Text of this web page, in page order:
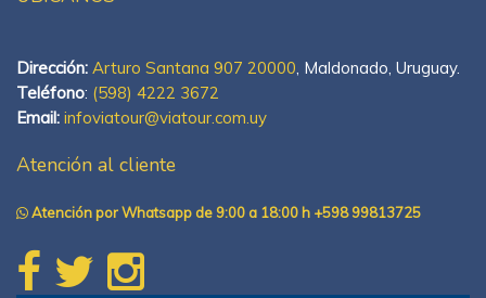
Dirección: Arturo Santana 907 20000, Maldonado, Uruguay.
Teléfono: (598) 4222 3672
Email: infoviatour@viatour.com.uy
Atención al cliente
Atención por Whatsapp de 9:00 a 18:00 h +598 99813725